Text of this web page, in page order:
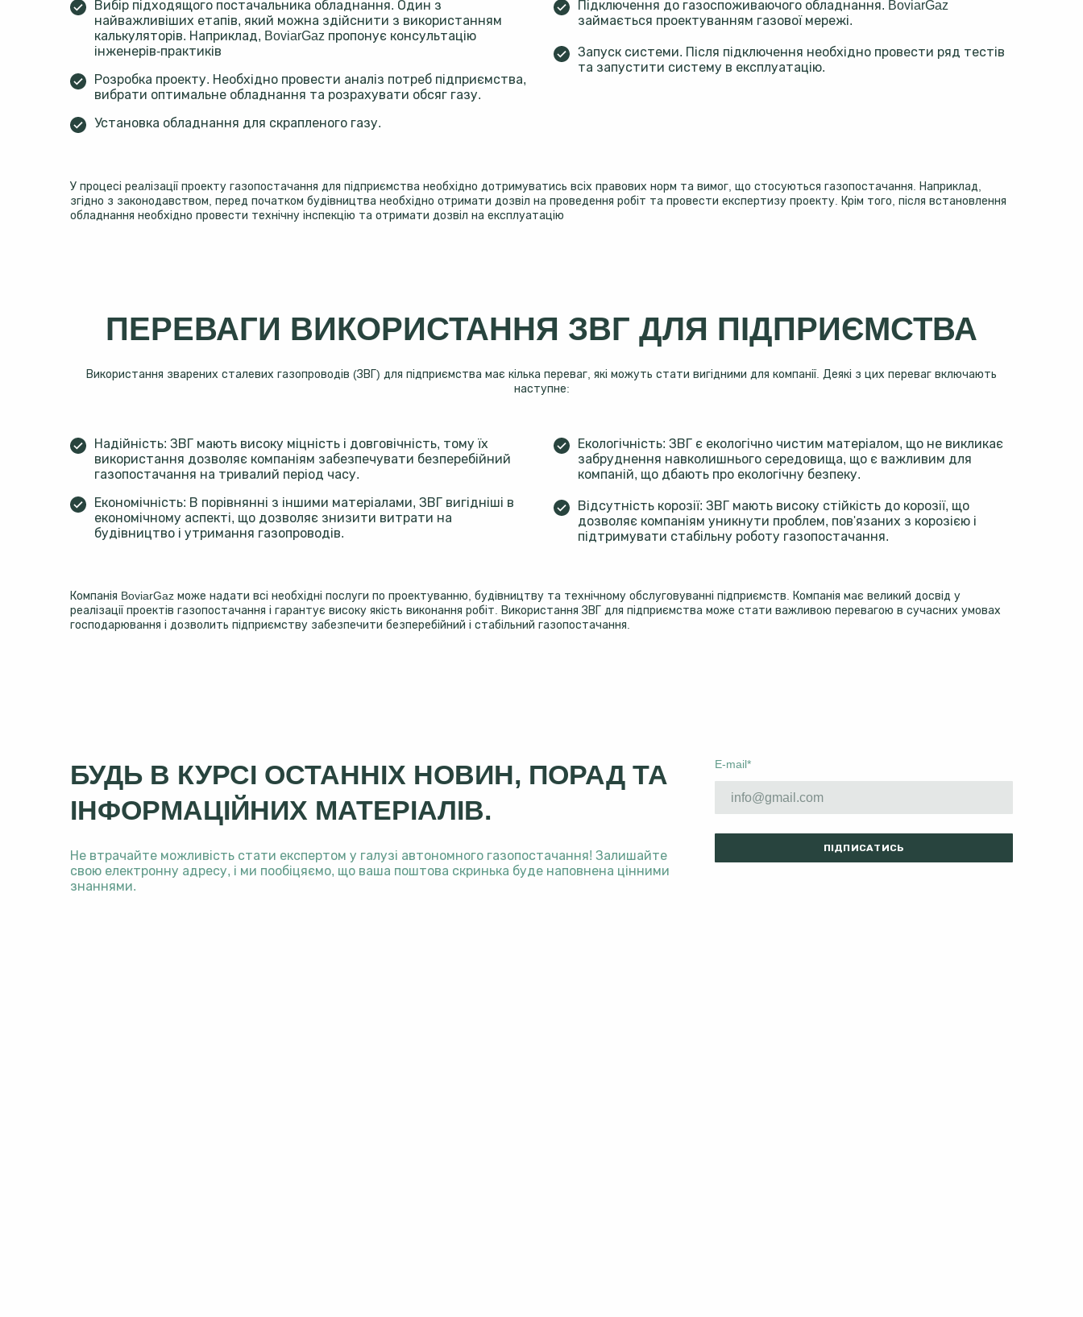
Вибір підходящого постачальника обладнання. Один з
найважливіших етапів, який можна здійснити з використанням
калькуляторів. Наприклад, BoviarGaz пропонує консультацію
інженерів-практиків
Розробка проекту. Необхідно провести аналіз потреб підприємства,
вибрати оптимальне обладнання та розрахувати обсяг газу.
Установка обладнання для скрапленого газу.
Підключення до газоспоживаючого обладнання. BoviarGaz
займається проектуванням газової мережі.
Запуск системи. Після підключення необхідно провести ряд тестів
та запустити систему в експлуатацію.
У процесі реалізації проекту газопостачання для підприємства необхідно дотримуватись всіх правових норм та вимог, що стосуються газопостачання. Наприклад,
згідно з законодавством, перед початком будівництва необхідно отримати дозвіл на проведення робіт та провести експертизу проекту. Крім того, після встановлення
обладнання необхідно провести технічну інспекцію та отримати дозвіл на експлуатацію
ПЕРЕВАГИ ВИКОРИСТАННЯ ЗВГ ДЛЯ ПІДПРИЄМСТВА
Використання зварених сталевих газопроводів (ЗВГ) для підприємства має кілька переваг, які можуть стати вигідними для компанії. Деякі з цих переваг включають
наступне:
Надійність: ЗВГ мають високу міцність і довговічність, тому їх
використання дозволяє компаніям забезпечувати безперебійний
газопостачання на тривалий період часу.
Економічність: В порівнянні з іншими матеріалами, ЗВГ вигідніші в
економічному аспекті, що дозволяє знизити витрати на
будівництво і утримання газопроводів.
Екологічність: ЗВГ є екологічно чистим матеріалом, що не викликає
забруднення навколишнього середовища, що є важливим для
компаній, що дбають про екологічну безпеку.
Відсутність корозії: ЗВГ мають високу стійкість до корозії, що
дозволяє компаніям уникнути проблем, пов'язаних з корозією і
підтримувати стабільну роботу газопостачання.
Компанія BoviarGaz може надати всі необхідні послуги по проектуванню, будівництву та технічному обслуговуванні підприємств. Компанія має великий досвід у
реалізації проектів газопостачання і гарантує високу якість виконання робіт. Використання ЗВГ для підприємства може стати важливою перевагою в сучасних умовах
господарювання і дозволить підприємству забезпечити безперебійний і стабільний газопостачання.
БУДЬ В КУРСІ ОСТАННІХ НОВИН, ПОРАД ТА
ІНФОРМАЦІЙНИХ МАТЕРІАЛІВ.
Не втрачайте можливість стати експертом у галузі автономного газопостачання! Залишайте
свою електронну адресу, і ми пообіцяємо, що ваша поштова скринька буде наповнена цінними
знаннями.
E-mail*
ПІДПИСАТИСЬ